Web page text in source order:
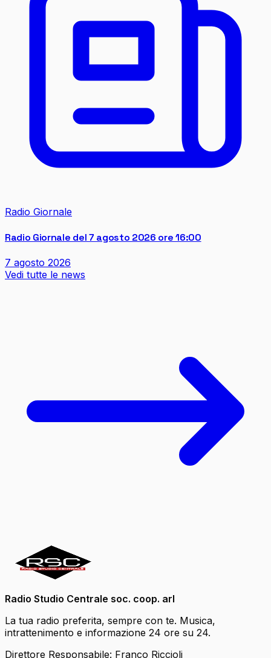
Radio Giornale
Radio Giornale del 7 agosto 2026 ore 16:00
7 agosto 2026
Vedi tutte le news
Radio Studio Centrale soc. coop. arl
La tua radio preferita, sempre con te. Musica,
intrattenimento e informazione 24 ore su 24.
Direttore Responsabile: Franco Riccioli